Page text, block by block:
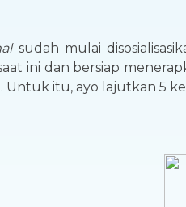
sudah mulai
ini dan bersiap
itu, ayo lajutkan 5